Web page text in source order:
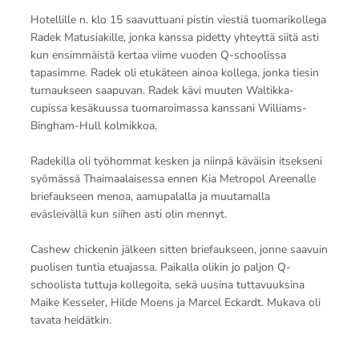
Hotellille n. klo 15 saavuttuani pistin viestiä tuomarikollega
Radek Matusiakille, jonka kanssa pidetty yhteyttä siitä asti
kun ensimmäistä kertaa viime vuoden Q-schoolissa
tapasimme. Radek oli etukäteen ainoa kollega, jonka tiesin
turnaukseen saapuvan. Radek kävi muuten Waltikka-
cupissa kesäkuussa tuomaroimassa kanssani Williams-
Bingham-Hull kolmikkoa.
Radekilla oli työhommat kesken ja niinpä käväisin itsekseni
syömässä Thaimaalaisessa ennen Kia Metropol Areenalle
briefaukseen menoa, aamupalalla ja muutamalla
eväsleivällä kun siihen asti olin mennyt.
Cashew chickenin jälkeen sitten briefaukseen, jonne saavuin
puolisen tuntia etuajassa. Paikalla olikin jo paljon Q-
schoolista tuttuja kollegoita, sekä uusina tuttavuuksina
Maike Kesseler, Hilde Moens ja Marcel Eckardt. Mukava oli
tavata heidätkin.